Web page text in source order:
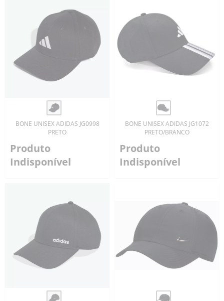
BONE UNISEX ADIDAS JG0998
PRETO
Produto
Indisponível
BONE UNISEX ADIDAS JG1072
PRETO/BRANCO
Produto
Indisponível